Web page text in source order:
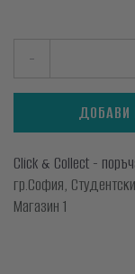
-
ДОБАВИ
Click & Collect -
гр.София,
Магазин 1